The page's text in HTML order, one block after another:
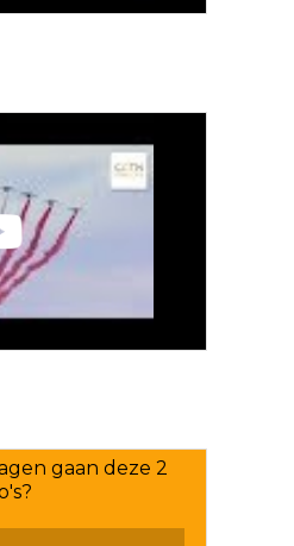
gaan deze 2